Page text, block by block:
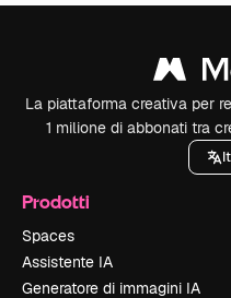
La piattaforma creativa per
1 milione di abbonati tra
Prodotti
Spaces
Assistente IA
Generatore di immagini IA